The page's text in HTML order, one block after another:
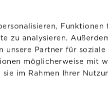
Funktionen
zu analysieren.
Partner für
möglicherweise mit
im Rahmen Ihrer